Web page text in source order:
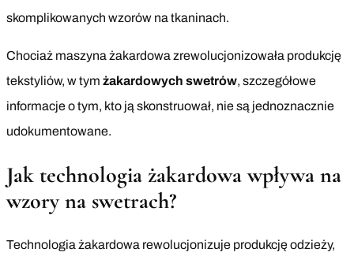
skomplikowanych wzorów na tkaninach.
Chociaż maszyna żakardowa zrewolucjonizowała produkcję
tekstyliów, w tym żakardowych swetrów, szczegółowe
informacje o tym, kto ją skonstruował, nie są jednoznacznie
udokumentowane.
Jak technologia żakardowa wpływa na
wzory na swetrach?
Technologia żakardowa rewolucjonizuje produkcję odzieży,